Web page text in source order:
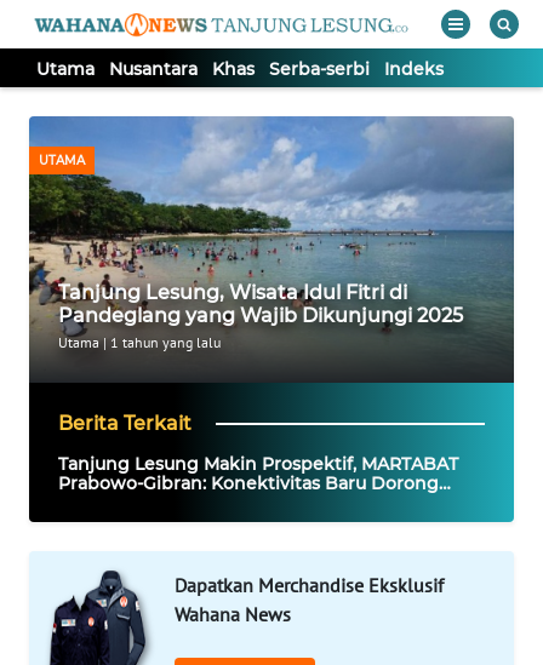
Utama Nusantara Khas Serba-serbi Indeks
UTAMA
Tanjung Lesung, Wisata Idul Fitri di
Pandeglang yang Wajib Dikunjungi 2025
Utama|1 tahun yang lalu
Berita Terkait
Tanjung Lesung Makin Prospektif, MARTABAT
Prabowo-Gibran: Konektivitas Baru Dorong
Dapatkan Merchandise Eksklusif
Wahana News
Tutup
UTAMA
NUSANTARA
KHAS
SERBA-
INDEKS
KONTAK